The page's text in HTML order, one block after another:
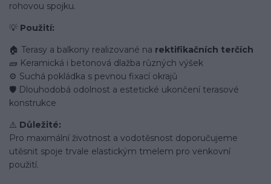
rohovou spojku.
💡 Použití:
🏠 Terasy a balkony realizované na rektifikačních terčích
🧱 Keramická i betonová dlažba různých výšek
⚙️ Suchá pokládka s pevnou fixací okrajů
🛡️ Dlouhodobá odolnost a estetické ukončení terasové
konstrukce
⚠️ Důležité:
Pro maximální životnost a vodotěsnost doporučujeme
utěsnit spoje trvale elastickým tmelem pro venkovní
použití.